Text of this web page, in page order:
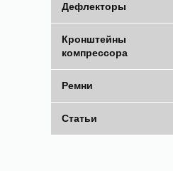
Дефлекторы
Кронштейны
компрессора
Ремни
Статьи